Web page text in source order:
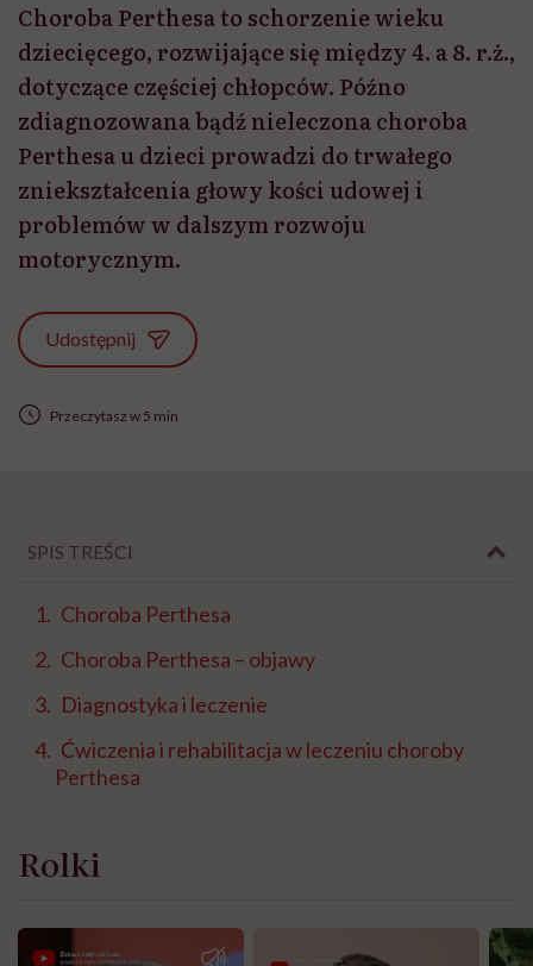
Choroba Perthesa to schorzenie wieku
dziecięcego, rozwijające się między 4. a 8. r.ż.,
dotyczące częściej chłopców. Późno
zdiagnozowana bądź nieleczona choroba
Perthesa u dzieci prowadzi do trwałego
zniekształcenia głowy kości udowej i
problemów w dalszym rozwoju
motorycznym.
Udostępnij
Przeczytasz w 5 min
SPIS TREŚCI
Choroba Perthesa
Choroba Perthesa – objawy
Diagnostyka i leczenie
Ćwiczenia i rehabilitacja w leczeniu choroby
Perthesa
Rolki